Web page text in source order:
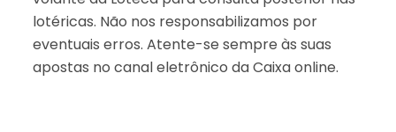
lotéricas. Não nos responsabilizamos por
eventuais erros. Atente-se sempre às suas
apostas no canal eletrônico da Caixa online.